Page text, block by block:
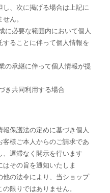
し、次に掲げる場合は上記に
ん。
に必要な範囲内において個人
ることに伴って個人情報を
の承継に伴って個人情報が提
き共同利用する場合
保護法の定めに基づき個人
様ご本人からのご請求であ
遅滞なく開示を行います
はその旨を通知いたしま
の法令により、当ショップ
限りではありません。